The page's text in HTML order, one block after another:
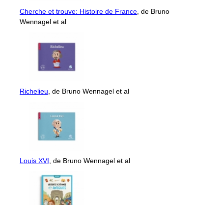
Cherche et trouve: Histoire de France, de Bruno
Wennagel et al
Richelieu, de Bruno Wennagel et al
Louis XVI, de Bruno Wennagel et al